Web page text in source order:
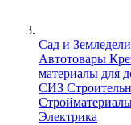
Сад и
Автотовары
материалы для
СИЗ
Электрика